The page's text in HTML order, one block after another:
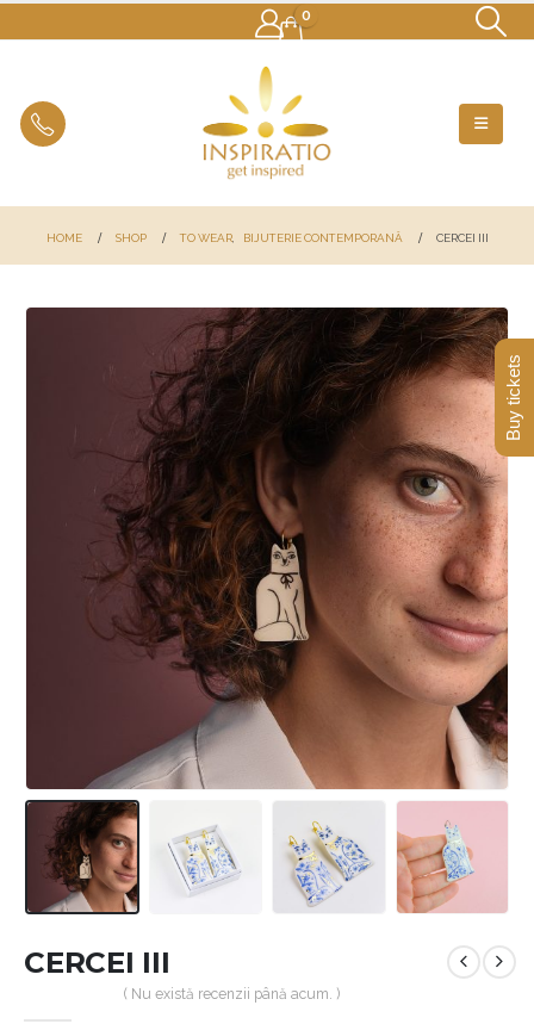
0
HOME SHOP TO WEAR, BIJUTERIE CONTEMPORANĂ CERCEI III
CERCEI III
( Nu există recenzii până acum. )
Buy tickets